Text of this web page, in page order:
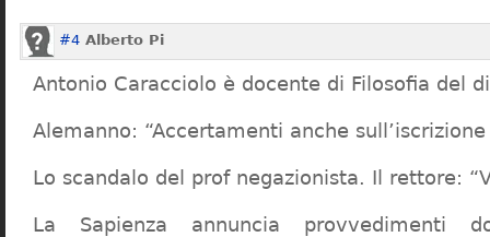
#4 Alberto Pi
Antonio Caracciolo è docente di Filosofia del
Alemanno: “Accertamenti anche
Lo scandalo del prof negazionista. Il rettore:
La Sapienza annuncia provvedimenti